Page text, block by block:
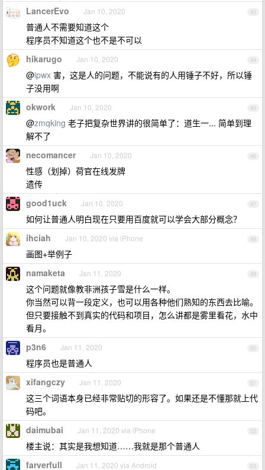
43
LancerEvo Jan 10, 2020
普通人不需要知道这个
程序员不知道这个也不是不可以
44
hikarugo Jan 10, 2020
@ipwx 害，这是人的问题，不能说有的人用锤子不好，所以锤
子没用啊
45
okwork Jan 10, 2020
@zmqking 老子把复杂世界讲的很简单了：道生一... 简单到理
解不了
46
necomancer Jan 10, 2020
性感（划掉）荷官在线发牌
遗传
47
good1uck Jan 10, 2020
如何让普通人明白现在只要用百度就可以学会大部分概念？
48
ihciah Jan 10, 2020 via iPhone
画图+举例子
49
namaketa Jan 11, 2020
这个问题就像教非洲孩子雪是什么一样。
你当然可以背一段定义，也可以用各种他们熟知的东西去比喻。
但只要接触不到真实的代码和项目，怎么讲都是雾里看花，水中
看月。
50
p3n6 Jan 11, 2020
程序员也是普通人
51
xifangczy Jan 11, 2020
这三个词语本身已经非常贴切的形容了。如果还是不懂那就上代
码吧。
52
daimubai Jan 11, 2020 via iPhone
楼主说：其实是我想知道……我就是那个普通人
53
farverfull Jan 11, 2020 via Android